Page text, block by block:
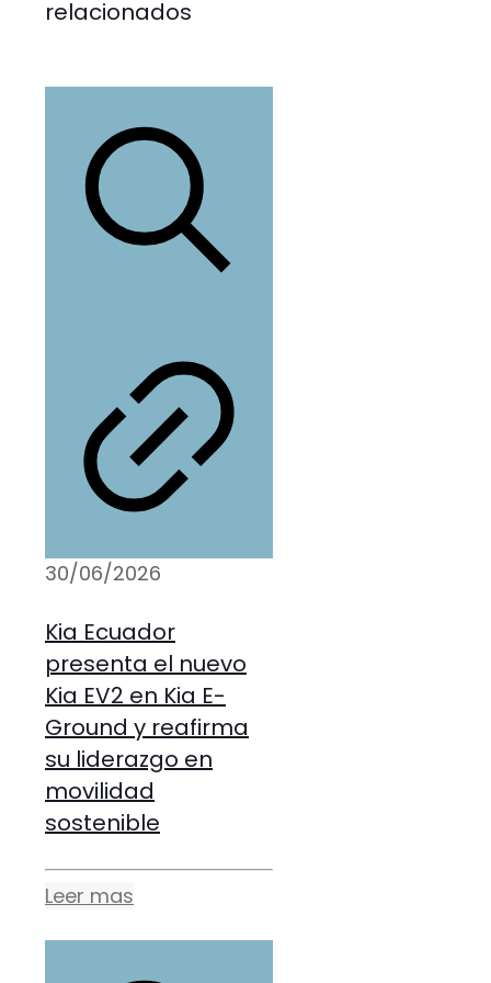
relacionados
30/06/2026
Kia Ecuador
presenta el nuevo
Kia EV2 en Kia E-
Ground y reafirma
su liderazgo en
movilidad
sostenible
Leer mas